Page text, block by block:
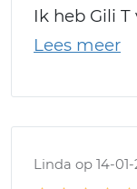
Ik heb Gili
Linda op 14-01-